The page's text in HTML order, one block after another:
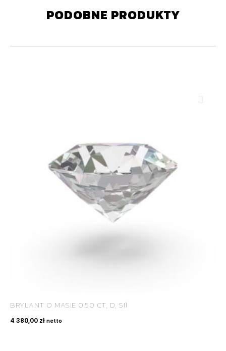
PODOBNE PRODUKTY
BRYLANT O MASIE 0.50 CT, D, SI1
4 380,00 zł netto